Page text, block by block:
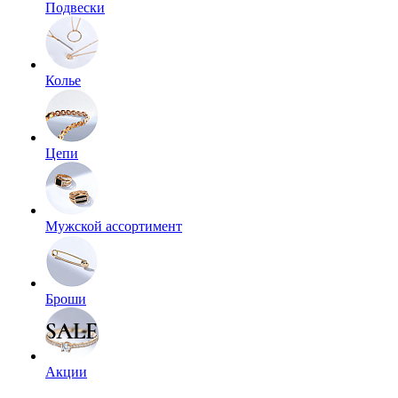
Подвески
Колье
Цепи
Мужской ассортимент
Броши
Акции